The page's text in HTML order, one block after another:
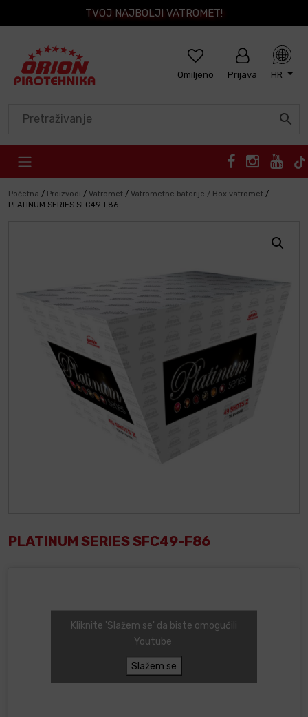
TVOJ NAJBOLJI VATROMET!
Omiljeno Prijava HR
Početna / Proizvodi / Vatromet / Vatrometne baterije / Box vatromet /
PLATINUM SERIES SFC49-F86
PLATINUM SERIES SFC49-F86
Kliknite 'Slažem se' da biste omogućili
Youtube
Slažem se